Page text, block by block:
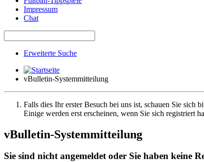
Impressum
Chat
Erweiterte Suche
vBulletin-Systemmitteilung
Falls dies Ihr erster Besuch bei uns ist, schauen Sie sich
Einige werden erst erscheinen, wenn Sie sich registriert
vBulletin-Systemmitteilung
Sie sind nicht angemeldet oder Sie haben keine